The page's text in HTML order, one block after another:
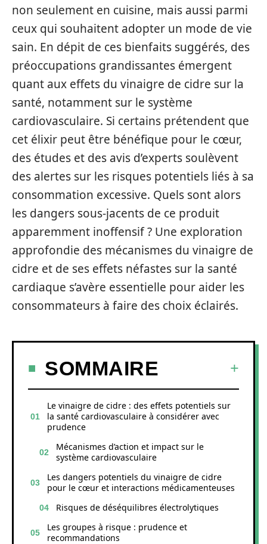
non seulement en cuisine, mais aussi parmi
ceux qui souhaitent adopter un mode de vie
sain. En dépit de ces bienfaits suggérés, des
préoccupations grandissantes émergent
quant aux effets du vinaigre de cidre sur la
santé, notamment sur le système
cardiovasculaire. Si certains prétendent que
cet élixir peut être bénéfique pour le cœur,
des études et des avis d’experts soulèvent
des alertes sur les risques potentiels liés à sa
consommation excessive. Quels sont alors
les dangers sous-jacents de ce produit
apparemment inoffensif ? Une exploration
approfondie des mécanismes du vinaigre de
cidre et de ses effets néfastes sur la santé
cardiaque s’avère essentielle pour aider les
consommateurs à faire des choix éclairés.
SOMMAIRE
Le vinaigre de cidre : des effets potentiels sur
la santé cardiovasculaire à considérer avec
prudence
Mécanismes d’action et impact sur le
système cardiovasculaire
Les dangers potentiels du vinaigre de cidre
pour le cœur et interactions médicamenteuses
Risques de déséquilibres électrolytiques
Les groupes à risque : prudence et
recommandations